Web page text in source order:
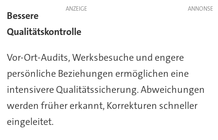
ANZEIGE
Bessere
Qualitätskontrolle
Vor-Ort-Audits, Werksbesuche und engere
persönliche Beziehungen ermöglichen eine
intensivere Qualitätssicherung. Abweichungen
werden früher erkannt, Korrekturen schneller
eingeleitet.